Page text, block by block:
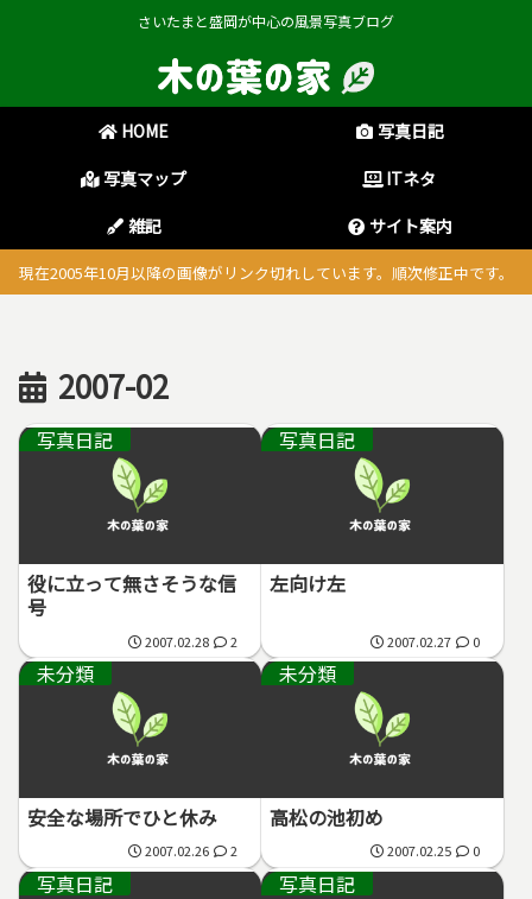
さいたまと盛岡が中心の風景写真ブログ
HOME
写真日記
写真マップ
ITネタ
雑記
サイト案内
現在2005年10月以降の画像がリンク切れしています。順次修正中です。
2007-02
写真日記
役に立って無さそうな信
号
2007.02.28 2
写真日記
左向け左
2007.02.27 0
未分類
安全な場所でひと休み
2007.02.26 2
未分類
高松の池初め
2007.02.25 0
写真日記 写真日記